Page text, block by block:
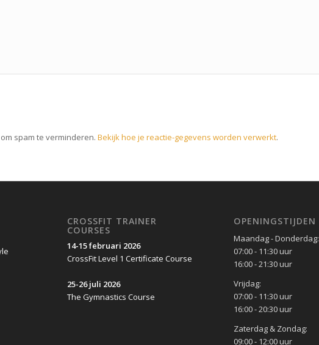
spam te verminderen. Bekijk hoe je reactie-gegevens worden verwerkt.
CROSSFIT TRAINER
COURSES
14-15 februari 2026
CrossFit Level 1 Certificate Course
25-26 juli 2026
The Gymnastics Course
OPENINGSTIJDEN
Maandag - Donderdag:
07:00 - 11:30 uur
16:00 - 21:30 uur
Vrijdag:
07:00 - 11:30 uur
16:00 - 20:30 uur
Zaterdag & Zondag:
09:00 - 12:00 uur